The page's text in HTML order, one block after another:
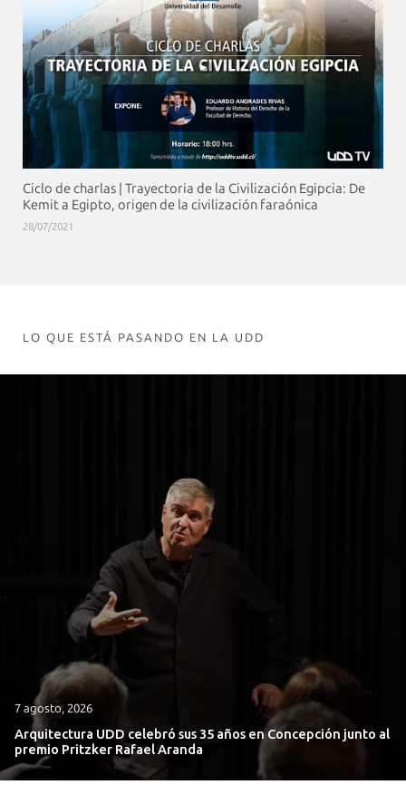
Ciclo de charlas | Trayectoria de la Civilización Egipcia: De
Kemit a Egipto, origen de la civilización faraónica
28/07/2021
LO QUE ESTÁ PASANDO EN LA UDD
7 agosto, 2026
Arquitectura UDD celebró sus 35 años en Concepción junto al
premio Pritzker Rafael Aranda